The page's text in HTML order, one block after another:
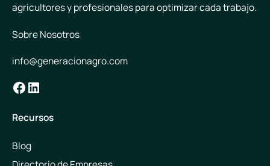
agricultores y profesionales para optimizar cada trabajo.
Sobre Nosotros
info@generacionagro.com
Facebook
LinkedIn
Recursos
Blog